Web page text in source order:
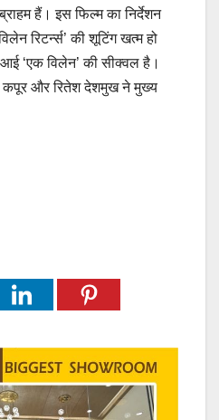
हैं। इस फिल्म का निर्देशन
रिटर्न्स’ की शूटिंग खत्म हो
‘एक विलेन’ की सीक्वल है।
कपूर और रितेश देशमुख ने मुख्य